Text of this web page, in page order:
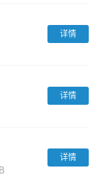
详情
详情
详情